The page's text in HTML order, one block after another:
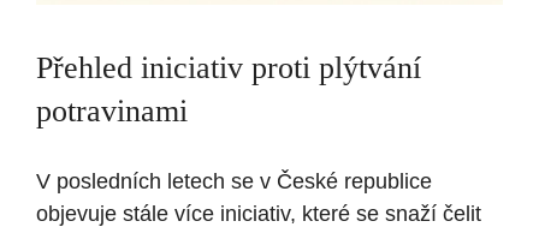
Přehled iniciativ proti​ plýtvání
potravinami
V posledních letech se ‍v‍ České republice⁤
objevuje stále více ⁣iniciativ,⁤ které se snaží čelit